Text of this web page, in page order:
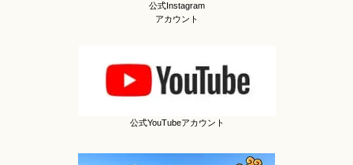
公式Instagram
アカウント
公式YouTubeアカウント